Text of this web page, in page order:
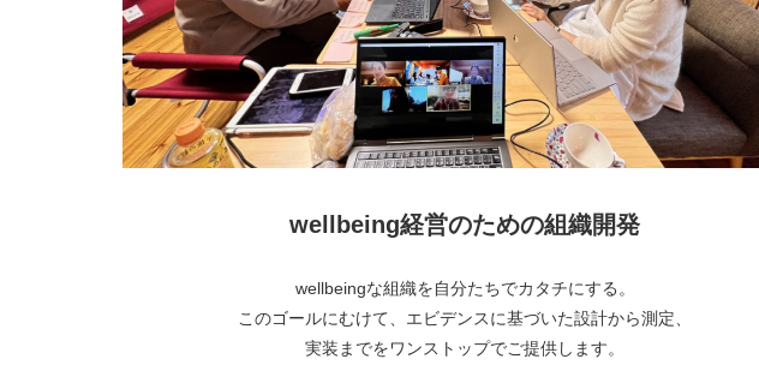
wellbeing経営のための組織開発
wellbeingな組織を自分たちでカタチにする。
このゴールにむけて、エビデンスに基づいた設計から測定、
実装までをワンストップでご提供します。